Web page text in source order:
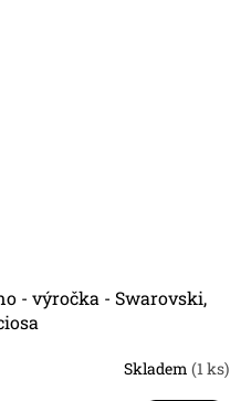
- výročka - Swarovski,
Skladem(1 ks)